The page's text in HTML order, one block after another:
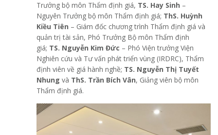
Trưởng bộ môn Thẩm định giá, TS. Hay Sinh –
Nguyên Trưởng bộ môn Thẩm định giá; ThS. Huỳnh
Kiều Tiên – Giám đốc chương trình Thẩm định giá và
quản trị tài sản, Phó Trưởng Bộ môn Thẩm định
giá; TS. Nguyễn Kim Đức – Phó Viện trưởng Viện
Nghiên cứu và Tư vấn phát triển vùng (IRDRC), Thẩm
định viên về giá hành nghề; TS. Nguyễn Thị Tuyết
Nhung và ThS. Trần Bích Vân, Giảng viên bộ môn
Thẩm định giá.